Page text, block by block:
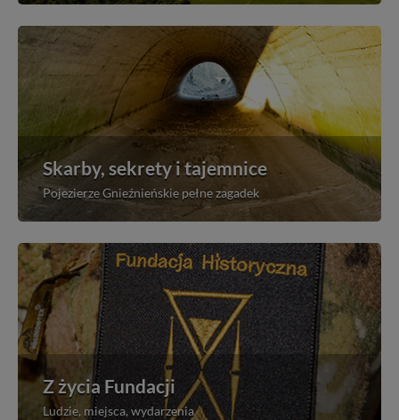
Skarby, sekrety i tajemnice
Pojezierze Gnieźnieńskie pełne zagadek
Z życia Fundacji
Ludzie, miejsca, wydarzenia